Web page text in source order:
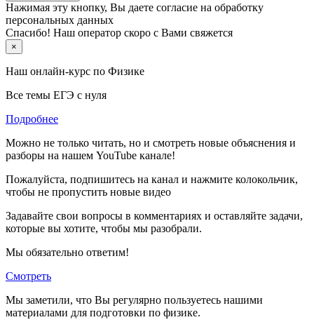
Нажимая эту кнопку, Вы даете согласие на обработку
персональных данных
Спасибо! Наш оператор скоро с Вами свяжется
×
Наш онлайн-курс по Физике
Все темы ЕГЭ с нуля
Подробнее
Можно не только читать, но и смотреть новые объяснения и
разборы на нашем YouTube канале!
Пожалуйста, подпишитесь на канал и нажмите колокольчик,
чтобы не пропустить новые видео
Задавайте свои вопросы в комментариях и оставляйте задачи,
которые вы хотите, чтобы мы разобрали.
Мы обязательно ответим!
Смотреть
Мы заметили, что Вы регулярно пользуетесь нашими
материалами для подготовки по физике.